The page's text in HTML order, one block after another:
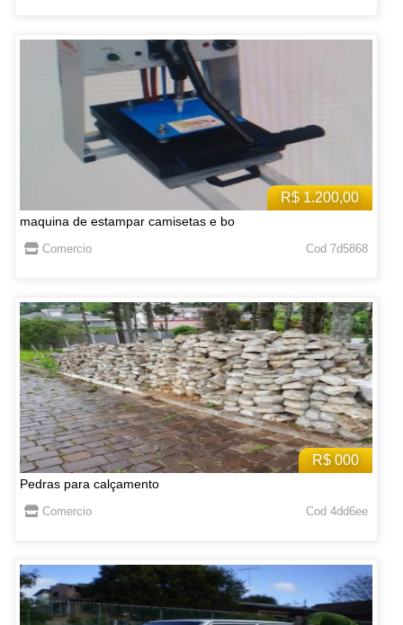
R$ 1.200,00
maquina de estampar camisetas e bo
Comercio Cod 7d5868
R$ 000
Pedras para calçamento
Comercio Cod 4dd6ee